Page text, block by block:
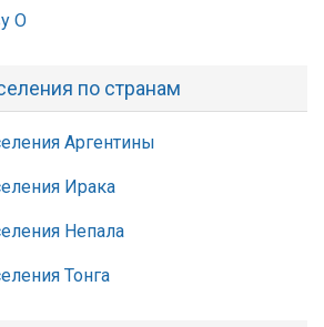
О
по странам
Аргентины
Ирака
Непала
Тонга